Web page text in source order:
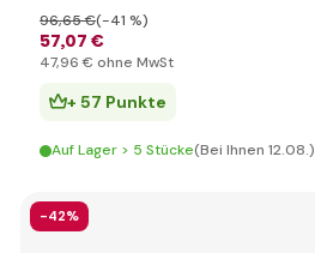
57,07 €
96,65 €(-41 %)
47,96 € ohne MwSt
+ 57 Punkte
Auf Lager > 5 Stücke(Bei Ihnen 12.08.)
-42%